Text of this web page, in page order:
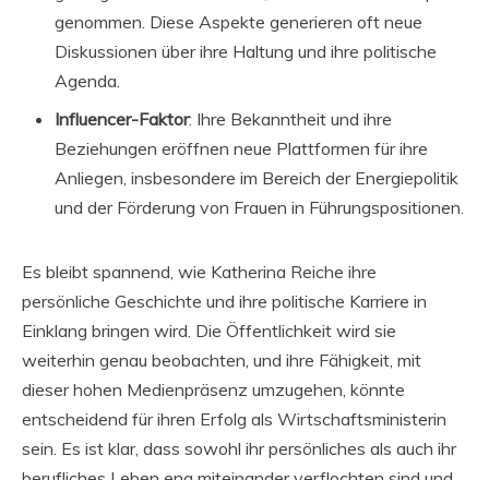
genommen. Diese Aspekte generieren oft neue
Diskussionen über ihre Haltung und ihre politische
Agenda.
Influencer-Faktor: Ihre Bekanntheit und ihre
Beziehungen eröffnen neue Plattformen für ihre
Anliegen, insbesondere im Bereich der Energiepolitik
und der Förderung von Frauen in Führungspositionen.
Es bleibt spannend, wie Katherina Reiche ihre
persönliche Geschichte und ihre politische Karriere in
Einklang bringen wird. Die Öffentlichkeit wird sie
weiterhin genau beobachten, und ihre Fähigkeit, mit
dieser hohen Medienpräsenz umzugehen, könnte
entscheidend für ihren Erfolg als Wirtschaftsministerin
sein. Es ist klar, dass sowohl ihr persönliches als auch ihr